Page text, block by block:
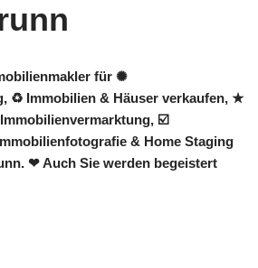
für ✺
♻ Immobilien & Häuser verkaufen, ★
☑️
& Home Staging
❤ Auch Sie werden begeistert